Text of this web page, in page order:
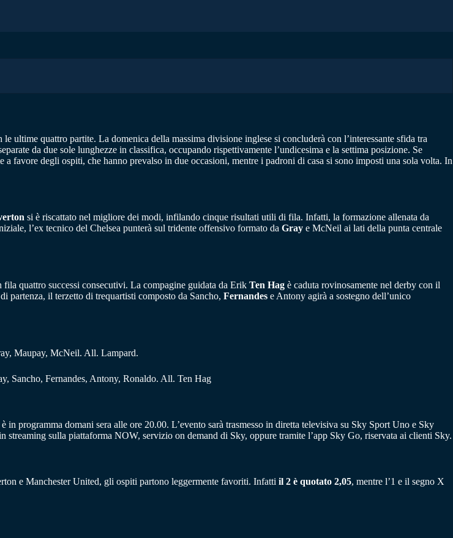
le ultime quattro partite. La domenica della massima divisione inglese si concluderà con l’interessante sfida tra
da due sole lunghezze in classifica, occupando rispettivamente l’undicesima e la settima posizione. Se
favore degli ospiti, che hanno prevalso in due occasioni, mentre i padroni di casa si sono imposti una sola volta. In
si è riscattato nel migliore dei modi, infilando cinque risultati utili di fila. Infatti, la formazione allenata da
l’ex tecnico del Chelsea punterà sul tridente offensivo formato da Gray e McNeil ai lati della punta centrale
fila quattro successi consecutivi. La compagine guidata da Erik Ten Hag è caduta rovinosamente nel derby con il
partenza, il terzetto di trequartisti composto da Sancho, Fernandes e Antony agirà a sostegno dell’unico
Maupay, McNeil. All. Lampard.
Sancho, Fernandes, Antony, Ronaldo. All. Ten Hag
è in programma domani sera alle ore 20.00. L’evento sarà trasmesso in diretta televisiva su Sky Sport Uno e Sky
sulla piattaforma NOW, servizio on demand di Sky, oppure tramite l’app Sky Go, riservata ai clienti Sky.
e Manchester United, gli ospiti partono leggermente favoriti. Infatti il 2 è quotato 2,05, mentre l’1 e il segno X